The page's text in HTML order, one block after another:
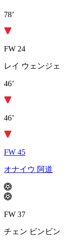
78’
FW 24
レイ ウェンジェ
46’
46’
FW 45
オナイウ 阿道
FW 37
チェン ビンビン